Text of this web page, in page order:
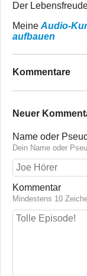
Der
Meine Audio-
aufbauen
Kommentare
Neuer
Name oder
Dein Name oder
Kommentar
Mindestens 10